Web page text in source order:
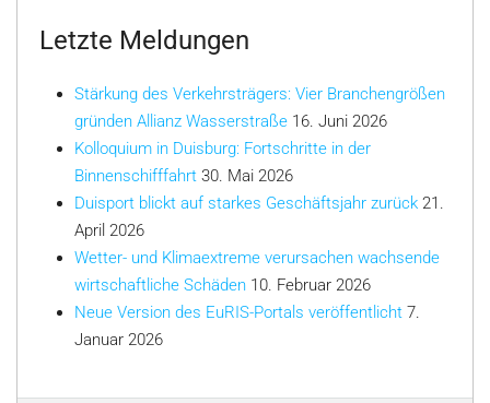
Letzte Meldungen
Stärkung des Verkehrsträgers: Vier Branchengrößen
gründen Allianz Wasserstraße 16. Juni 2026
Kolloquium in Duisburg: Fortschritte in der
Binnenschifffahrt 30. Mai 2026
Duisport blickt auf starkes Geschäftsjahr zurück 21.
April 2026
Wetter- und Klimaextreme verursachen wachsende
wirtschaftliche Schäden 10. Februar 2026
Neue Version des EuRIS-Portals veröffentlicht 7.
Januar 2026